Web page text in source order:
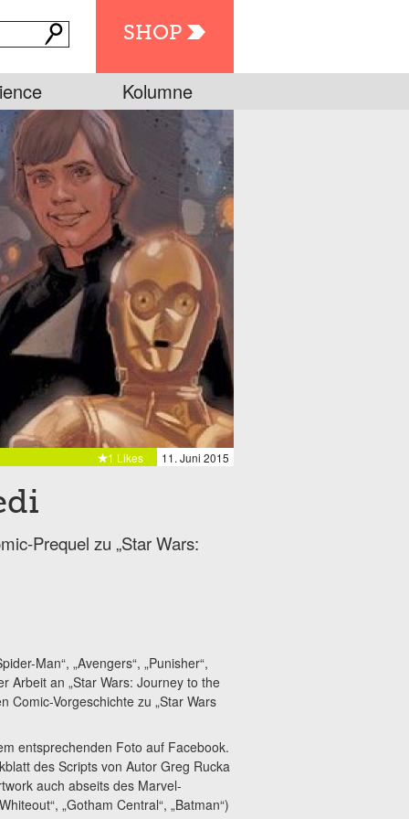
SHOP
Kolumne
11. Juni 2015
1 Likes
Prequel zu „Star Wars:
Man“, „Avengers“, „Punisher“,
Arbeit an „Star Wars: Journey to the
Comic-Vorgeschichte zu „Star Wars
entsprechenden Foto auf Facebook.
des Scripts von Autor Greg Rucka
auch abseits des Marvel-
„Gotham Central“, „Batman“)